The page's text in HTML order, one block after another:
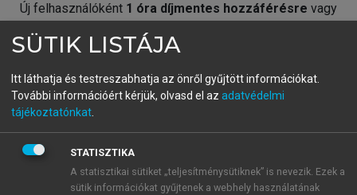
Új felhasználóként 1 óra díjmentes hozzáférésre vagy
fiókoddal,vagy hozz létre új fiókot.
A regisztráció után apróbaidőszakautomatikusan
BELÉPÉS SAJÁT FIÓKKAL
SÜTIK LISTÁJA
Itt láthatja és testreszabhatja az önről gyűjtött információkat.
További információért kérjük, olvasd el az adatvédelmi
tájékoztatónkat
STATISZTIKA
A statisztikai sütiket „teljesítménysütiknek” is nevezik. Ezek a
sütik információkat gyűjtenek a webhely használatának